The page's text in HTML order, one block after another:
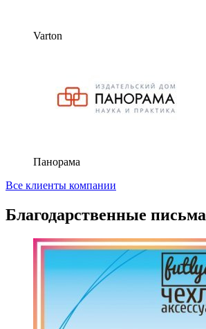
Varton
Панорама
Все клиенты компании
Благодарственные письма